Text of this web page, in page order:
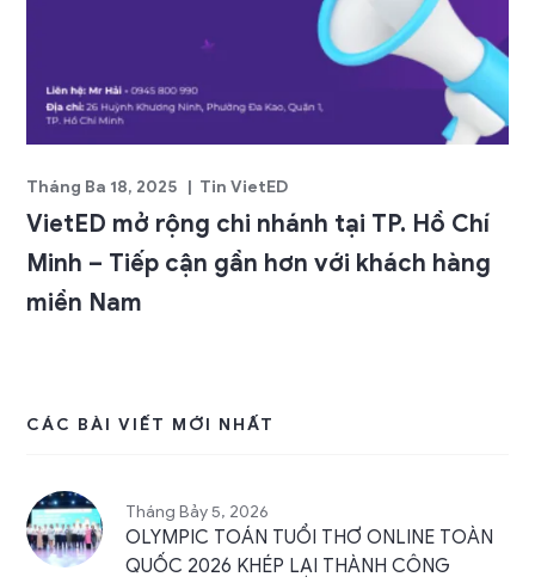
Tháng Ba 18, 2025 Tin VietED
VietED mở rộng chi nhánh tại TP. Hồ Chí
Minh – Tiếp cận gần hơn với khách hàng
miền Nam
CÁC BÀI VIẾT MỚI NHẤT
Tháng Bảy 5, 2026
OLYMPIC TOÁN TUỔI THƠ ONLINE TOÀN
QUỐC 2026 KHÉP LẠI THÀNH CÔNG